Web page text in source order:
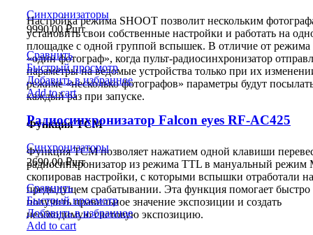
Настройка режима SHOOT позволит нескольким
установить свои собственные настройки и работать на
площадке с одной группой вспышек. В отличие от режима
«один фотограф», когда пульт-радиосинхронизатор
параметры на ведомые устройства только при их
режиме «несколько фотографов» параметры будут
каждый раз при запуске.
Функция TCM
Функция TCM позволяет нажатием одной клавиши
радиосинхронизатор из режима TTL в мануальный режим
скопировав настройки, с которыми вспышки отработали на
предыдущем срабатывании. Эта функция помогает быстро
получить правильное значение экспозиции и создать
необходимую световую экспозицию.
Синхронизаторы
9990,00₽шт
Сравнить
Быстрый просмотр
Добавить в избранное
Add to cart
Радиосинхронизатор Falcon eyes RF-AC425
Синхронизаторы
2690,00₽шт
Сравнить
Быстрый просмотр
Добавить в избранное
Add to cart